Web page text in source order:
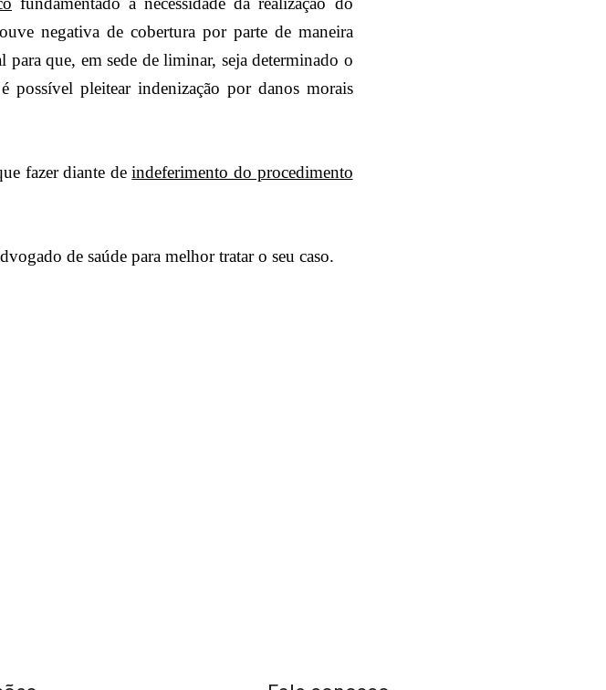
negativa de cobertura por parte de maneira
que, em sede de liminar, seja determinado o
possível pleitear indenização por danos morais
fazer diante deindeferimento do procedimento
de saúde para melhor tratar o seu caso.